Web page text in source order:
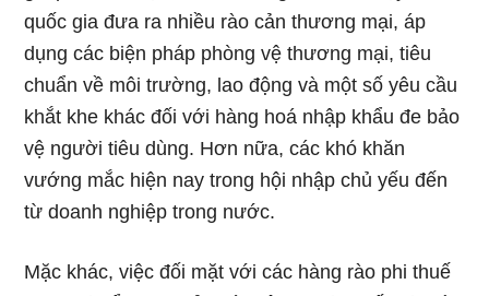
quốc gia đưa ra nhiều rào cản thương mại, áp
dụng các biện pháp phòng vệ thương mại, tiêu
chuẩn về môi trường, lao động và một số yêu cầu
khắt khe khác đối với hàng hoá nhập khẩu đe bảo
vệ người tiêu dùng. Hơn nữa, các khó khăn
vướng mắc hiện nay trong hội nhập chủ yếu đến
từ doanh nghiệp trong nước.
Mặc khác, việc đối mặt với các hàng rào phi thuế